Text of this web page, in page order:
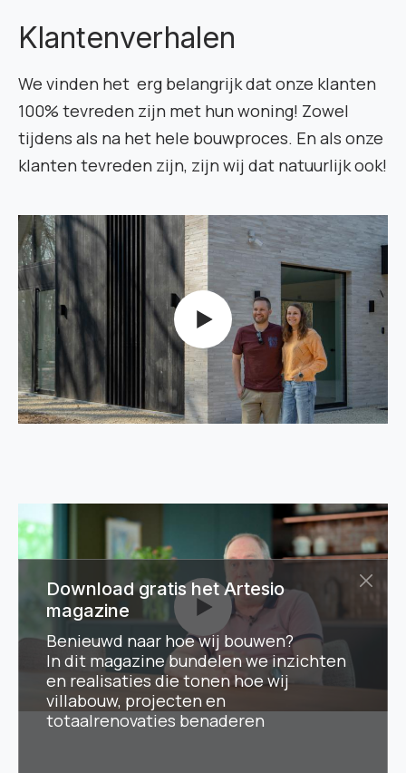
Klantenverhalen
We vinden het erg belangrijk dat onze klanten
100% tevreden zijn met hun woning! Zowel
tijdens als na het hele bouwproces. En als onze
klanten tevreden zijn, zijn wij dat natuurlijk ook!
Download gratis het Artesio
magazine
Benieuwd naar hoe wij bouwen?
In dit magazine bundelen we inzichten
en realisaties die tonen hoe wij
villabouw, projecten en
totaalrenovaties benaderen